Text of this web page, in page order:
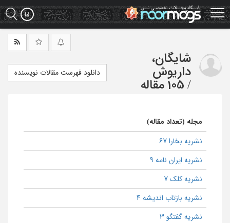
Skip
to
main
شایگان،
داریوش
/ 105 مقاله
دانلود فهرست مقالات نویسنده
مجله (تعداد مقاله)
نشریه بخارا 67
نشریه ایران نامه 9
نشریه کلک 7
نشریه بازتاب اندیشه 4
نشریه گفتگو 3